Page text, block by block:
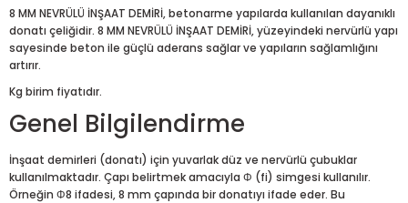
8 MM NEVRÜLÜ İNŞAAT DEMİRİ, betonarme yapılarda kullanılan dayanıklı
donatı çeliğidir. 8 MM NEVRÜLÜ İNŞAAT DEMİRİ, yüzeyindeki nervürlü yapı
sayesinde beton ile güçlü aderans sağlar ve yapıların sağlamlığını
artırır.
Kg birim fiyatıdır.
Genel Bilgilendirme
İnşaat demirleri (donatı) için yuvarlak düz ve nervürlü çubuklar
kullanılmaktadır. Çapı belirtmek amacıyla Φ (fi) simgesi kullanılır.
Örneğin Φ8 ifadesi, 8 mm çapında bir donatıyı ifade eder. Bu